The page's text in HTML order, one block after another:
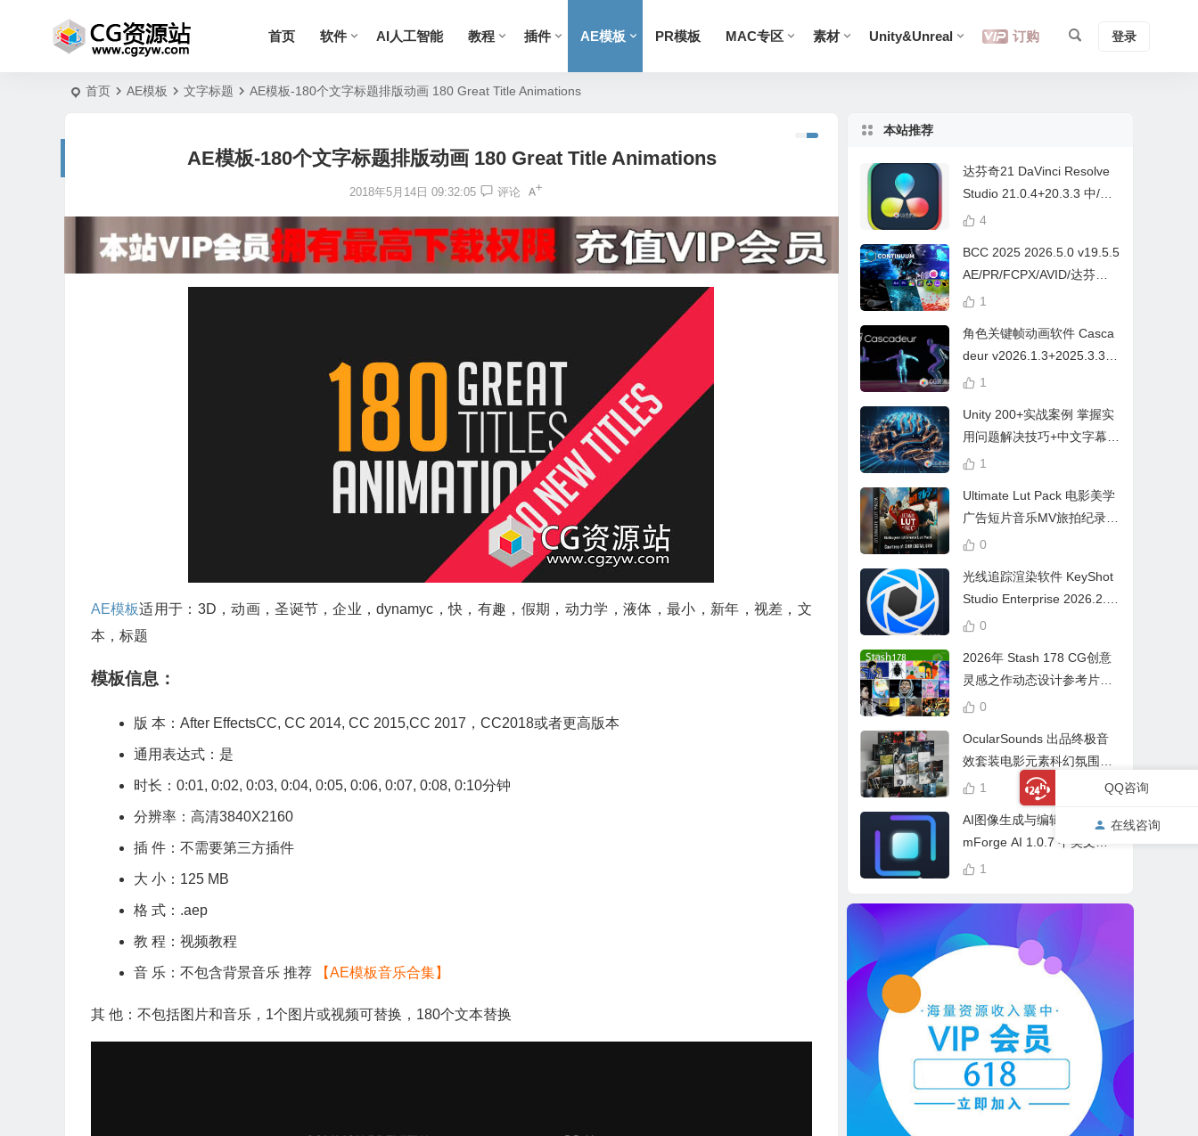
首页 软件 AI人工智能 教程 插件 AE模板 PR模板 MAC专区 素材 Unity&Unreal 订购 登录
首页 AE模板 文字标题 AE模板-180个文字标题排版动画 180 Great Title Animations
AE模板-180个文字标题排版动画 180 Great Title Animations
2018年5月14日 09:32:05 评论
AE模板适用于：3D，动画，圣诞节，企业，dynamyc，快，有趣，假期，动力学，液体，最小，新年，视差，文
本，标题
模板信息：
版 本：After EffectsCC, CC 2014, CC 2015,CC 2017，CC2018或者更高版本
通用表达式：是
时长：0:01, 0:02, 0:03, 0:04, 0:05, 0:06, 0:07, 0:08, 0:10分钟
分辨率：高清3840X2160
插 件：不需要第三方插件
大 小：125 MB
格 式：.aep
教 程：视频教程
音 乐：不包含背景音乐 推荐 【AE模板音乐合集】
其 他：不包括图片和音乐，1个图片或视频可替换，180个文本替换
本站推荐
达芬奇21 DaVinci Resolve
Studio 21.0.4+20.3.3 中/英
文 Win/Mac
4
BCC 2025 2026.5.0 v19.5.5
AE/PR/FCPX/AVID/达芬奇
视频特效插件Continuum Wi
1
角色关键帧动画软件 Casca
deur v2026.1.3+2025.3.3
Win/Mac+中文字幕教程
1
Unity 200+实战案例 掌握实
用问题解决技巧+中文字幕 L
earn Problem Solving
1
Ultimate Lut Pack 电影美学
广告短片音乐MV旅拍纪录片
视频调色预设
0
光线追踪渲染软件 KeyShot
Studio Enterprise 2026.2.1
Win中文版
0
2026年 Stash 178 CG创意
灵感之作动态设计参考片广
告视频动画短片合集
0
OcularSounds 出品终极音
效套装电影元素科幻氛围冲
击无人机音效素材包 Full Ac
cess Bundle
1
AI图像生成与编辑软件 Drea
mForge AI 1.0.7 中英文多
语言 Win 本地离线运行
1
QQ咨询
在线咨询